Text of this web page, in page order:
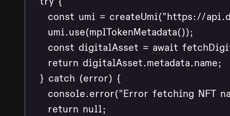
const umi = createUmi("https://
    umi.use(mplTokenMetadata());
const digitalAsset = await
    return digitalAsset.metadata.name;
  } catch (error) {
console.error("Error fetching NFT
    return null;